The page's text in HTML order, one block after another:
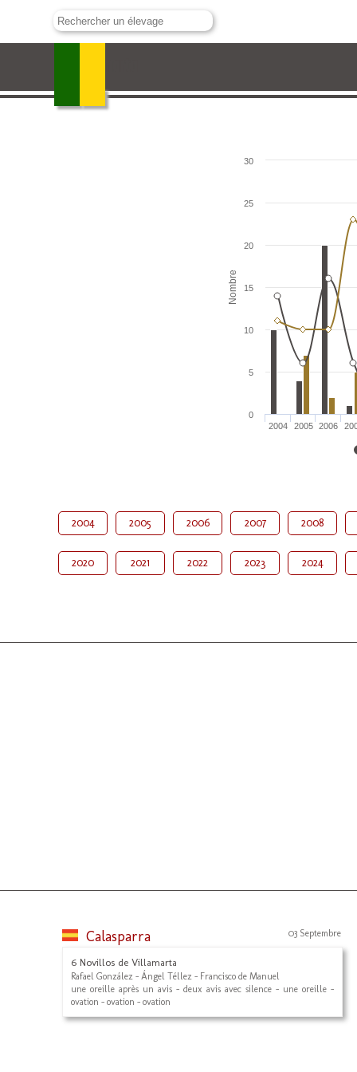
Nombre
2004 2005 2006
0
5
10
15
20
25
30
2004 2005 2006 2007 2008
2020 2021 2022 2023 2024
Calasparra 03 Septembre
6 Novillos de Villamarta
Rafael González - Ángel Téllez - Francisco de Manuel
une oreille après un avis - deux avis avec silence - une oreille -
ovation - ovation - ovation